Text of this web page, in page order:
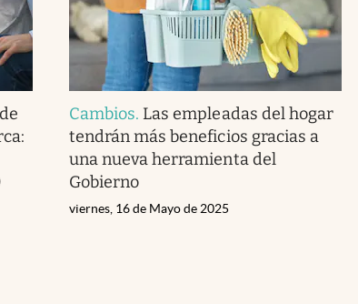
Cambios. Las empleadas del hogar
tendrán más beneficios gracias a
una nueva herramienta del
Gobierno
viernes, 16 de Mayo de 2025